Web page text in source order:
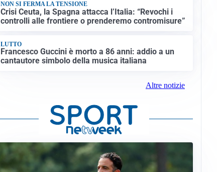
NON SI FERMA LA TENSIONE
Crisi Ceuta, la Spagna attacca l’Italia: “Revochi i
controlli alle frontiere o prenderemo contromisure”
LUTTO
Francesco Guccini è morto a 86 anni: addio a un
cantautore simbolo della musica italiana
Altre notizie